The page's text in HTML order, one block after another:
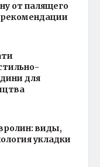
от палящего
для
виды,
укладки